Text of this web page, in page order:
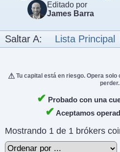
Editado por
James Barra
Saltar A: Lista Principal
Tu capital está en riesgo. Opera
perder.
✔ Probado con una
✔ Aceptamos
Mostrando 1 de 1 brókers